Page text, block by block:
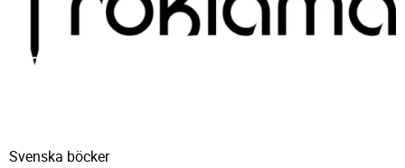
Svenska böcker